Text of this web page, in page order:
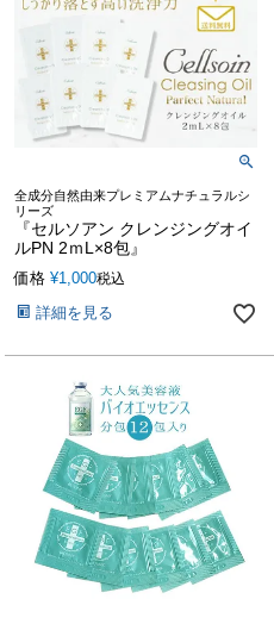
全成分自然由来プレミアムナチュラルシ
リーズ
『セルソアン クレンジングオイ
ルPN 2ｍL×8包』
価格 ¥1,000税込
詳細を見る